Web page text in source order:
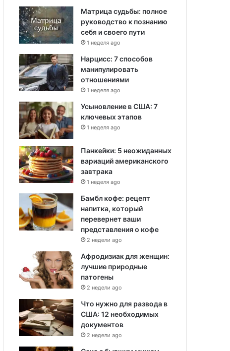
Матрица судьбы: полное
руководство к познанию
себя и своего пути
1 неделя ago
Нарцисс: 7 способов
манипулировать
отношениями
1 неделя ago
Усыновление в США: 7
ключевых этапов
1 неделя ago
Панкейки: 5 неожиданных
вариаций американского
завтрака
1 неделя ago
Бамбл кофе: рецепт
напитка, который
перевернет ваши
представления о кофе
2 недели ago
Афродизиак для женщин:
лучшие природные
патогены
2 недели ago
Что нужно для развода в
США: 12 необходимых
документов
2 недели ago